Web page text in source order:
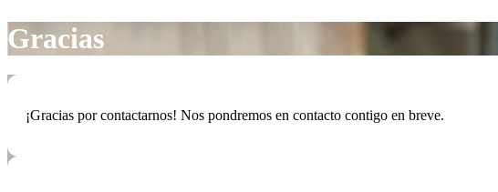
Gracias
¡Gracias por contactarnos! Nos pondremos en contacto contigo en breve.